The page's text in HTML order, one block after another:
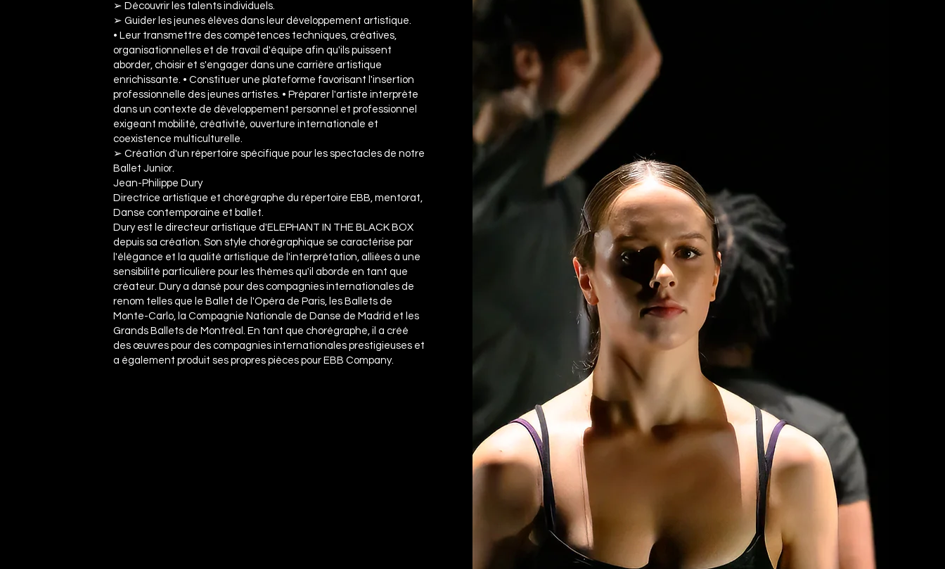
➢ Découvrir les talents individuels.
➢ Guider les jeunes élèves dans leur développement artistique.
• Leur transmettre des compétences techniques, créatives,
organisationnelles et de travail d'équipe afin qu'ils puissent
aborder, choisir et s'engager dans une carrière artistique
enrichissante. • Constituer une plateforme favorisant l'insertion
professionnelle des jeunes artistes. • Préparer l'artiste interprète
dans un contexte de développement personnel et professionnel
exigeant mobilité, créativité, ouverture internationale et
coexistence multiculturelle.
➢ Création d'un répertoire spécifique pour les spectacles de notre
Ballet Junior.
Jean-Philippe Dury
Directrice artistique et chorégraphe du répertoire EBB, mentorat,
Danse contemporaine et ballet.
Dury est le directeur artistique d'ELEPHANT IN THE BLACK BOX
depuis sa création. Son style chorégraphique se caractérise par
l'élégance et la qualité artistique de l'interprétation, alliées à une
sensibilité particulière pour les thèmes qu'il aborde en tant que
créateur. Dury a dansé pour des compagnies internationales de
renom telles que le Ballet de l'Opéra de Paris, les Ballets de
Monte-Carlo, la Compagnie Nationale de Danse de Madrid et les
Grands Ballets de Montréal. En tant que chorégraphe, il a créé
des œuvres pour des compagnies internationales prestigieuses et
a également produit ses propres pièces pour EBB Company.